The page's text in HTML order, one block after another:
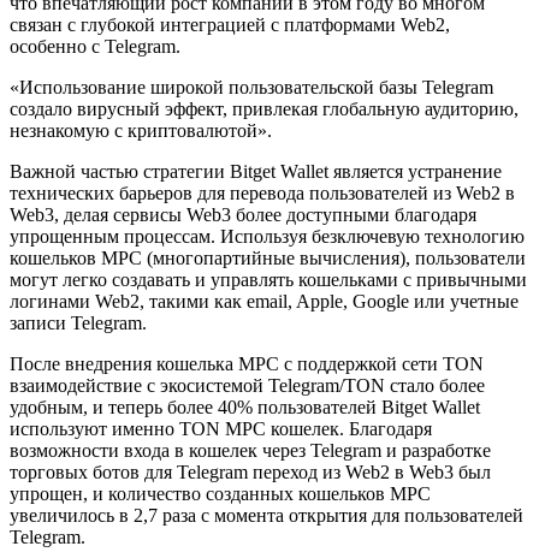
связан с глубокой интеграцией с платформами Web2,
особенно с Telegram.
«Использование широкой пользовательской базы Telegram
создало вирусный эффект, привлекая глобальную аудиторию,
незнакомую с криптовалютой».
Важной частью стратегии Bitget Wallet является устранение
технических барьеров для перевода пользователей из Web2 в
Web3, делая сервисы Web3 более доступными благодаря
упрощенным процессам. Используя безключевую технологию
кошельков MPC (многопартийные вычисления), пользователи
могут легко создавать и управлять кошельками с привычными
логинами Web2, такими как email, Apple, Google или учетные
записи Telegram.
После внедрения кошелька MPC с поддержкой сети TON
взаимодействие с экосистемой Telegram/TON стало более
удобным, и теперь более 40% пользователей Bitget Wallet
используют именно TON MPC кошелек. Благодаря
возможности входа в кошелек через Telegram и разработке
торговых ботов для Telegram переход из Web2 в Web3 был
упрощен, и количество созданных кошельков MPC
увеличилось в 2,7 раза с момента открытия для пользователей
Telegram.